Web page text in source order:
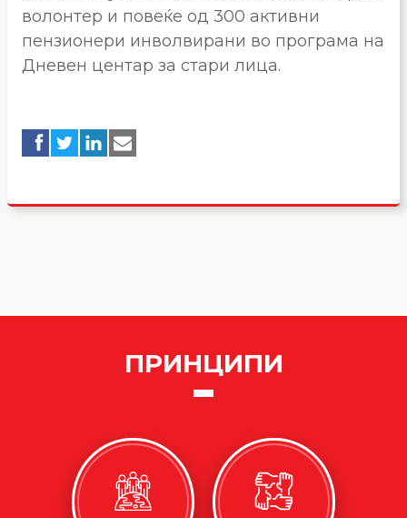
волонтер и повеќе од 300 активни
пензионери инволвирани во програма на
Дневен центар за стари лица.
ПРИНЦИПИ